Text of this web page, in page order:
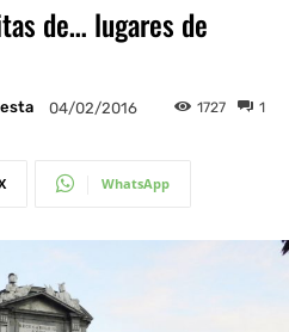
de… lugares de
04/02/2016 1
1727
WhatsApp